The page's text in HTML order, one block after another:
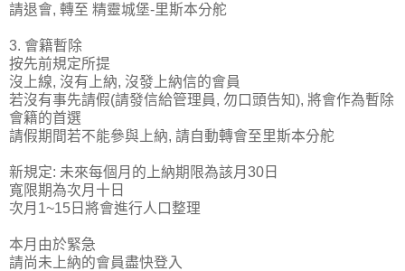
請退會, 轉至 精靈城堡-里斯本分舵
3. 會籍暫除
按先前規定所提
沒上線, 沒有上納, 沒發上納信的會員
若沒有事先請假(請發信給管理員, 勿口頭告知), 將會作為暫除
會籍的首選
請假期間若不能參與上納, 請自動轉會至里斯本分舵
新規定: 未來每個月的上納期限為該月30日
寬限期為次月十日
次月1~15日將會進行人口整理
本月由於緊急
請尚未上納的會員盡快登入